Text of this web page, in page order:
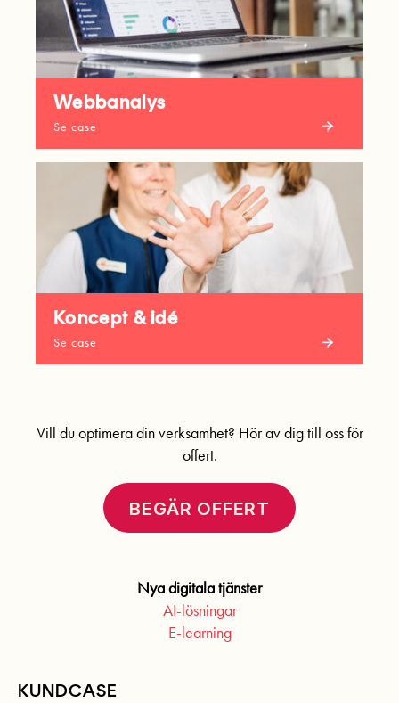
Webbanalys
Se case
Koncept & idé
Se case
Vill du optimera din verksamhet? Hör av dig till oss för
offert.
BEGÄR OFFERT
Nya digitala tjänster
AI-lösningar
E-learning
KUNDCASE